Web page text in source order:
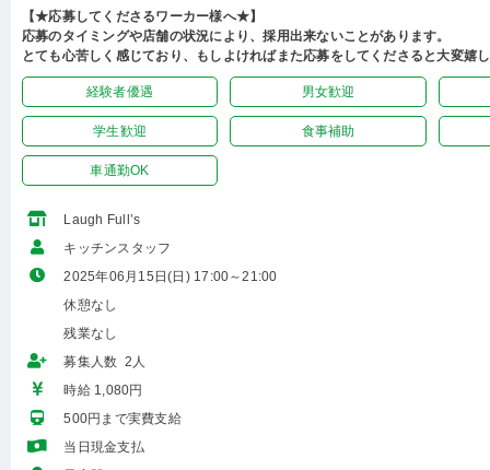
【★応募してくださるワーカー様へ★】
応募のタイミングや店舗の状況により、採用出来ないことがあります。
とても心苦しく感じており、もしよければまた応募をしてくださると大変嬉
経験者優遇 男女歓迎
学生歓迎 食事補助
車通勤OK
Laugh Full’s
キッチンスタッフ
2025年06月15日(日) 17:00～21:00
休憩なし
残業なし
募集人数 2人
時給 1,080円
500円まで実費支給
当日現金支払